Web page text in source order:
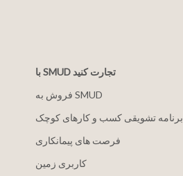
با SMUD تجارت کنید
فروش به SMUD
برنامه تشویقی کسب و کارهای کوچک
فرصت های پیمانکاری
کاربری زمین